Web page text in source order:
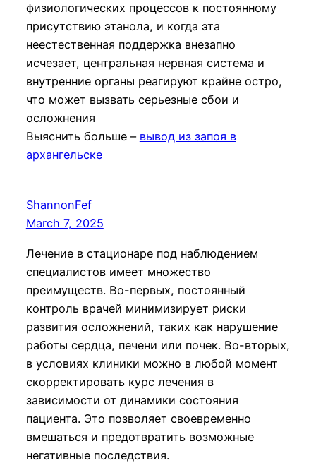
физиологических процессов к постоянному
присутствию этанола, и когда эта
неестественная поддержка внезапно
исчезает, центральная нервная система и
внутренние органы реагируют крайне остро,
что может вызвать серьезные сбои и
осложнения
Выяснить больше – вывод из запоя в
архангельске
ShannonFef
March 7, 2025
Лечение в стационаре под наблюдением
специалистов имеет множество
преимуществ. Во-первых, постоянный
контроль врачей минимизирует риски
развития осложнений, таких как нарушение
работы сердца, печени или почек. Во-вторых,
в условиях клиники можно в любой момент
скорректировать курс лечения в
зависимости от динамики состояния
пациента. Это позволяет своевременно
вмешаться и предотвратить возможные
негативные последствия.